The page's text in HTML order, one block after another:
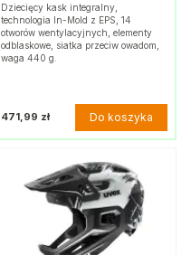
Dziecięcy kask integralny,
technologia In-Mold z EPS, 14
otworów wentylacyjnych, elementy
odblaskowe, siatka przeciw owadom,
waga 440 g.
471,99 zł Do koszyka